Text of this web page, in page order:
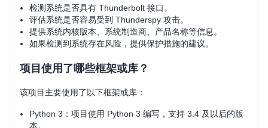
检测系统是否具有 Thunderbolt 接口。
评估系统是否容易受到 Thunderspy 攻击。
提供系统内核版本、系统制造商、产品名称等信息。
如果检测到系统存在风险，提供保护措施的建议。
项目使用了哪些框架或库？
该项目主要使用了以下框架或库：
Python 3：项目使用 Python 3 编写，支持 3.4 及以后的版
本。